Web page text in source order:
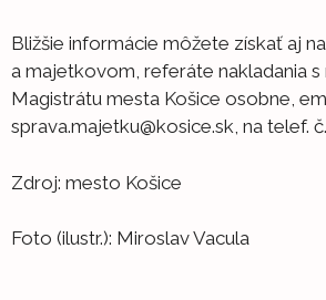
Bližšie informácie môžete získať aj
a majetkovom, referáte nakladania
Magistrátu mesta Košice osobne,
sprava.majetku@kosice.sk, na telef.
Zdroj: mesto Košice
Foto (ilustr.): Miroslav Vacula